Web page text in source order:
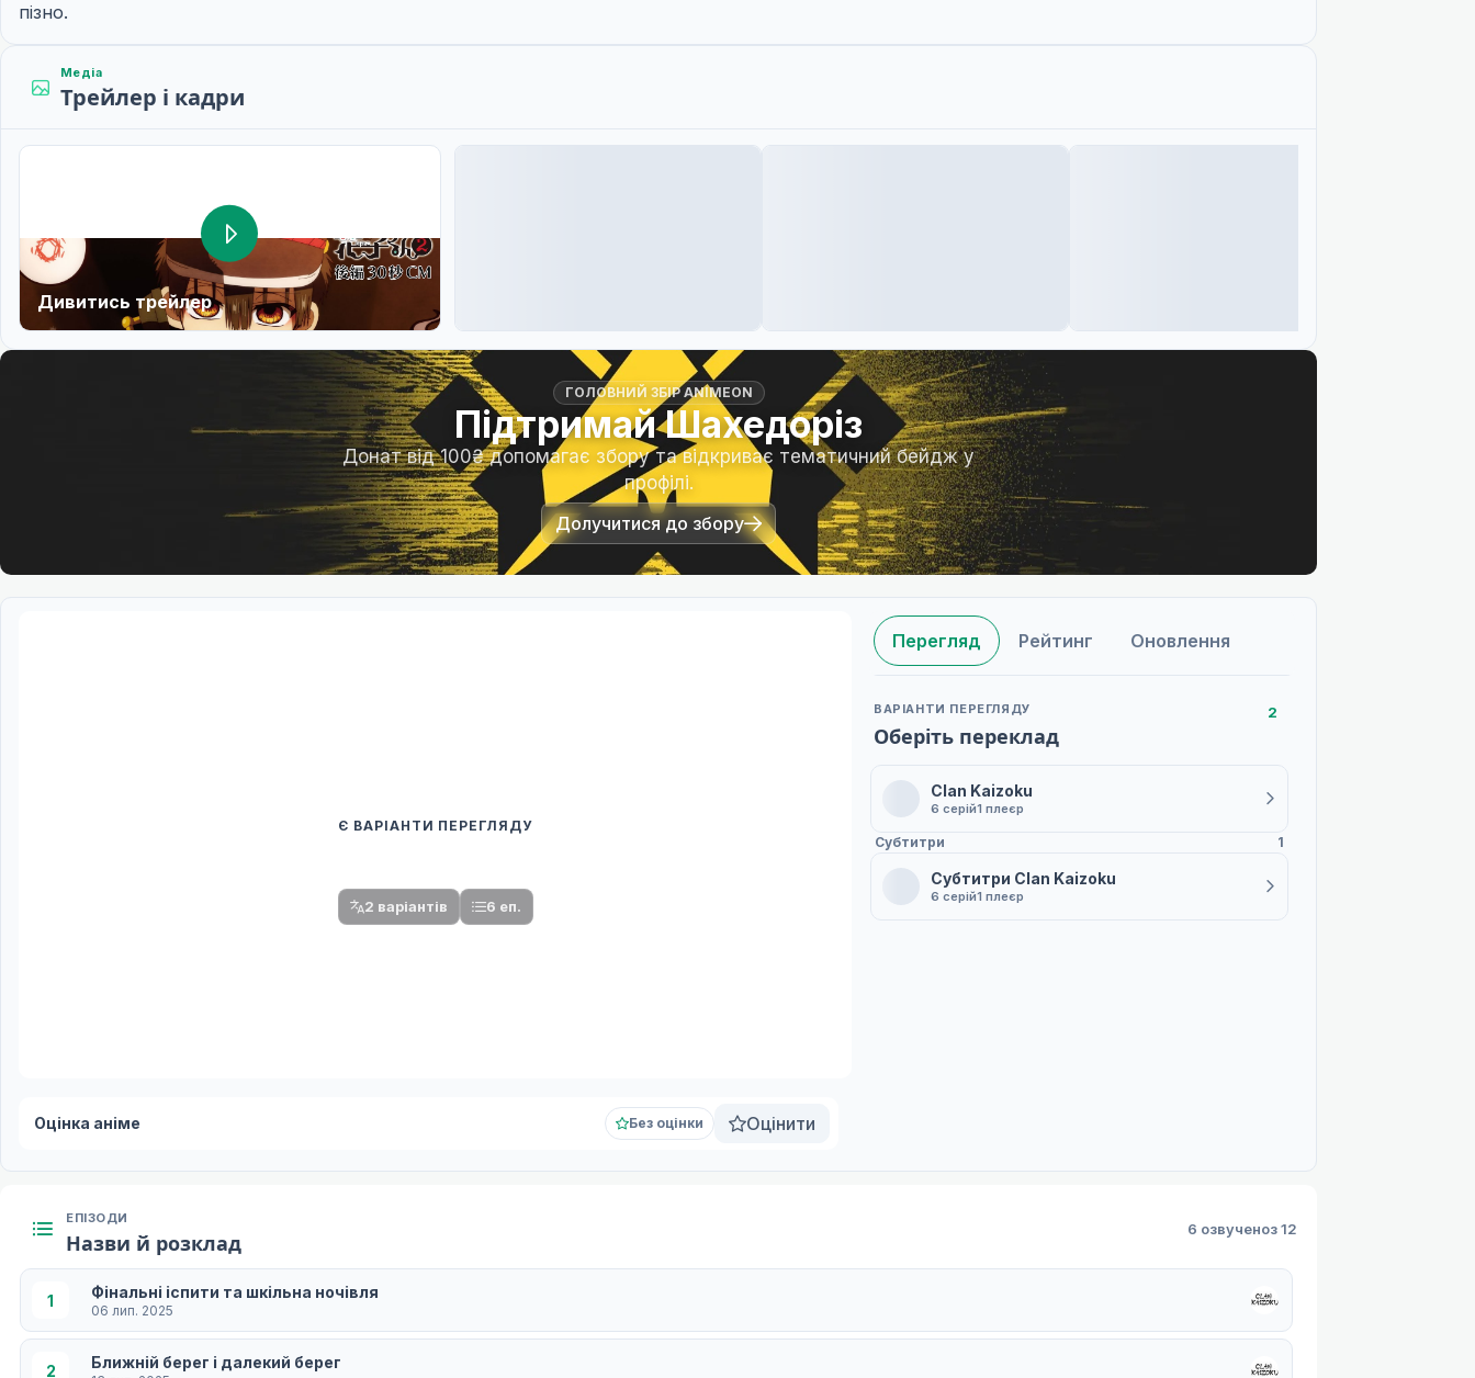
пізно.
Медіа
Трейлер і кадри
Дивитись трейлер
ГОЛОВНИЙ ЗБІР ANIMEON
Підтримай Шахедоріз
Донат від 100₴ допомагає збору та відкриває тематичний бейдж у
профілі.
Долучитися до збору
Є ВАРІАНТИ ПЕРЕГЛЯДУ
2 варіантів 6 еп.
Оцінка аніме Без оцінки Оцінити
Перегляд Рейтинг Оновлення
ВАРІАНТИ ПЕРЕГЛЯДУ
Оберіть переклад
2
Clan Kaizoku
6 серій1 плеєр
Субтитри 1
Субтитри Clan Kaizoku
6 серій1 плеєр
ЕПІЗОДИ
Назви й розклад
6 озвученоз 12
1 Фінальні іспити та шкільна ночівля
06 лип. 2025
2 Ближній берег і далекий берег